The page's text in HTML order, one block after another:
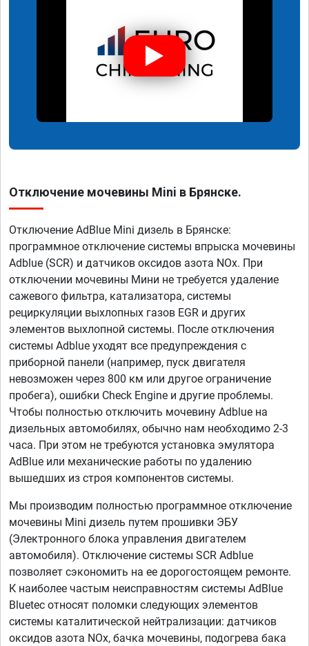
Отключение мочевины Mini в Брянске.
Отключение AdBlue Mini дизель в Брянске:
программное отключение системы впрыска мочевины
Adblue (SCR) и датчиков оксидов азота NOx. При
отключении мочевины Мини не требуется удаление
сажевого фильтра, катализатора, системы
рециркуляции выхлопных газов EGR и других
элементов выхлопной системы. После отключения
системы Adblue уходят все предупреждения с
приборной панели (например, пуск двигателя
невозможен через 800 км или другое ограничение
пробега), ошибки Check Engine и другие проблемы.
Чтобы полностью отключить мочевину Adblue на
дизельных автомобилях, обычно нам необходимо 2-3
часа. При этом не требуются установка эмулятора
AdBlue или механические работы по удалению
вышедших из строя компонентов системы.
Мы производим полностью программное отключение
мочевины Mini дизель путем прошивки ЭБУ
(Электронного блока управления двигателем
автомобиля). Отключение системы SCR Adblue
позволяет сэкономить на ее дорогостоящем ремонте.
К наиболее частым неисправностям системы AdBlue
Bluetec относят поломки следующих элементов
системы каталитической нейтрализации: датчиков
оксидов азота NOx, бачка мочевины, подогрева бака